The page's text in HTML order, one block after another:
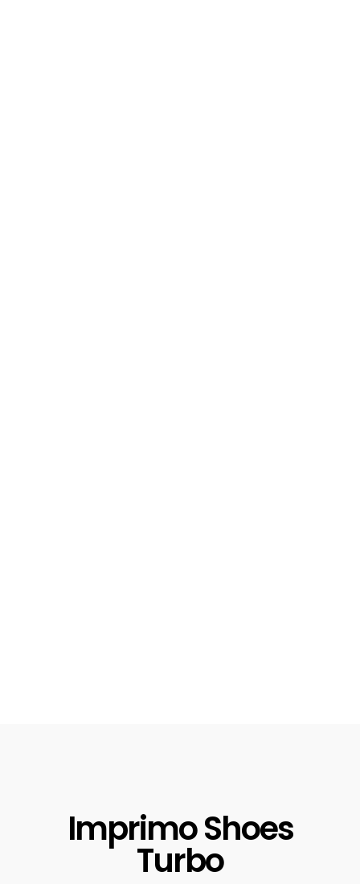
Imprimo Shoes
Turbo